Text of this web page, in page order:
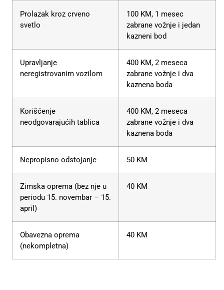
Prolazak kroz crveno
svetlo
100 KM, 1 mesec
zabrane vožnje i jedan
kazneni bod
Upravljanje
neregistrovanim vozilom
400 KM, 2 meseca
zabrane vožnje i dva
kaznena boda
Korišćenje
neodgovarajućih tablica
400 KM, 2 meseca
zabrane vožnje i dva
kaznena boda
Nepropisno odstojanje 50 KM
Zimska oprema (bez nje u
periodu 15. novembar – 15.
april)
40 KM
Obavezna oprema
(nekompletna)
40 KM